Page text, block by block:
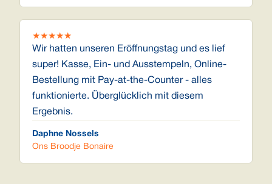
★★★★★
Wir hatten unseren Eröffnungstag und es lief
super! Kasse, Ein- und Ausstempeln, Online-
Bestellung mit Pay-at-the-Counter - alles
funktionierte. Überglücklich mit diesem
Ergebnis.
Daphne Nossels
Ons Broodje Bonaire